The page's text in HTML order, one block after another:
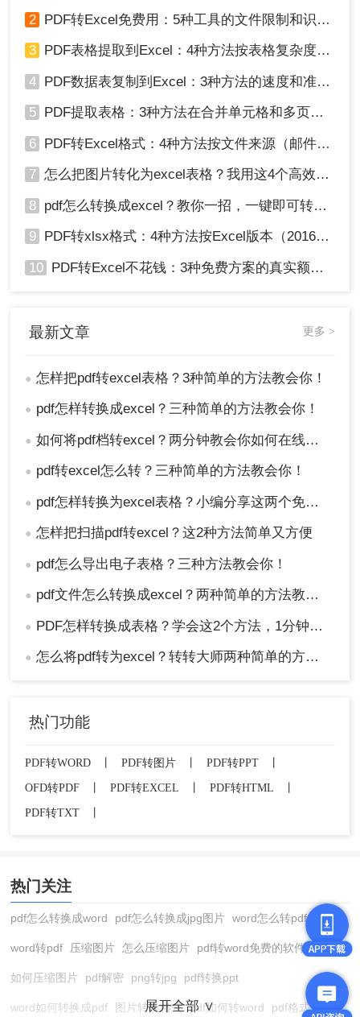
功转换。
对于复杂的表格结构或包含大量数据的PDF文
件，转换过程可能需要较长时间，请耐心等
转换后的Excel文件可能需要进行一些格式调
整和数据处理工作才能满足您的需求。
文件到在线工具时确保选择可信赖的网站和工
具。
总结
以上就是怎样把pdf转excel表格的方法介绍了，您
可以根据自己的需求和实际情况选择最适合自己的
方式将PDF转换为Excel表格。无论选择哪种方法，
2 PDF转Excel免费用：5种工具的文件限制和识别精度对比！
3 PDF表格提取到Excel：4种方法按表格复杂度选，扫描件要单独处理！
4 PDF数据表复制到Excel：3种方法的速度和准确率差别挺大！
5 PDF提取表格：3种方法在合并单元格和多页表格上的表现差异！
6 PDF转Excel格式：4种方法按文件来源（邮件/扫描/导出）选！
7 怎么把图片转化为excel表格？我用这4个高效方法 ，秒提取表格！
8 pdf怎么转换成excel？教你一招，一键即可转换！
9 PDF转xlsx格式：4种方法按Excel版本（2016/2019/365）兼容性选！
10 PDF转Excel不花钱：3种免费方案的真实额度和识别效果！
最新文章 更多 >
● 怎样把pdf转excel表格？3种简单的方法教会你！
● pdf怎样转换成excel？三种简单的方法教会你！
● 如何将pdf档转excel？两分钟教会你如何在线转换！
● pdf转excel怎么转？三种简单的方法教会你！
● pdf怎样转换为excel表格？小编分享这两个免费方法！
● 怎样把扫描pdf转excel？这2种方法简单又方便
● pdf怎么导出电子表格？三种方法教会你！
● pdf文件怎么转换成excel？两种简单的方法教会你！
● PDF怎样转换成表格？学会这2个方法，1分钟就能实现转换
● 怎么将pdf转为excel？转转大师两种简单的方法教会你！
热门功能
PDF转WORD PDF转图片 PDF转PPT
OFD转PDF
PDF转EXCEL PDF转HTML
PDF转TXT
热门关注
pdf怎么转换成word pdf怎么转换成jpg图片 word怎么转pdf
word转pdf 压缩图片 怎么压缩图片 pdf转word免费的软件
如何压缩图片 pdf解密 png转jpg pdf转换ppt
word如何转换成pdf 图片转换格式 pdf如何转word pdf格式转换
展开全部 ∨